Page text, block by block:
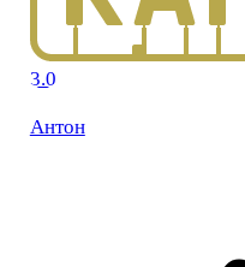
3.0
Антон